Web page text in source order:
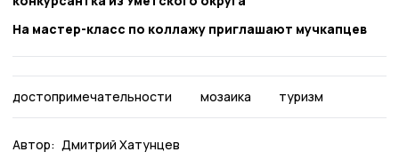
На мастер-класс по коллажу приглашают мучкапцев
достопримечательности мозаика туризм
Автор: Дмитрий Хатунцев